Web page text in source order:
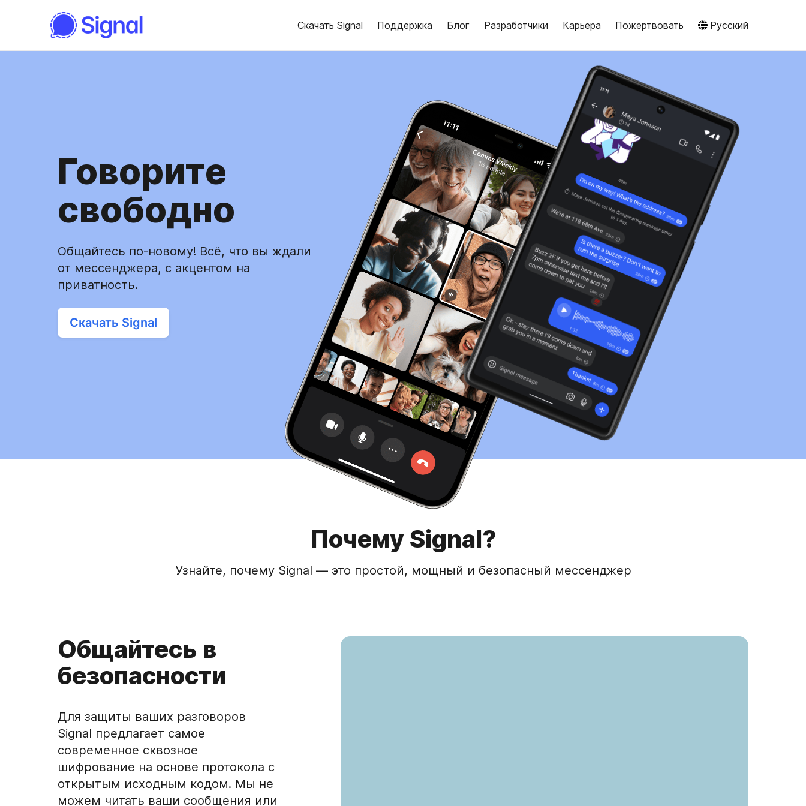
Скачать Signal Поддержка Блог Разработчики Карьера Пожертвовать Pусский
Говорите
свободно
Общайтесь по-новому! Всё, что вы ждали
от мессенджера, с акцентом на
приватность.
Скачать Signal
Почему Signal?
Узнайте, почему Signal — это простой, мощный и безопасный мессенджер
Общайтесь в
безопасности
Для защиты ваших разговоров
Signal предлагает самое
современное сквозное
шифрование на основе протокола с
открытым исходным кодом. Мы не
можем читать ваши сообщения или